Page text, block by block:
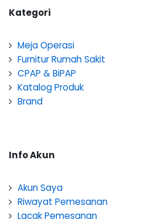
Kategori
Meja Operasi
Furnitur Rumah Sakit
CPAP & BiPAP
Katalog Produk
Brand
Info Akun
Akun Saya
Riwayat Pemesanan
Lacak Pemesanan